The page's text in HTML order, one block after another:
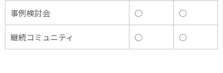
事例検討会 ○ ○
継続コミュニティ ○ ○